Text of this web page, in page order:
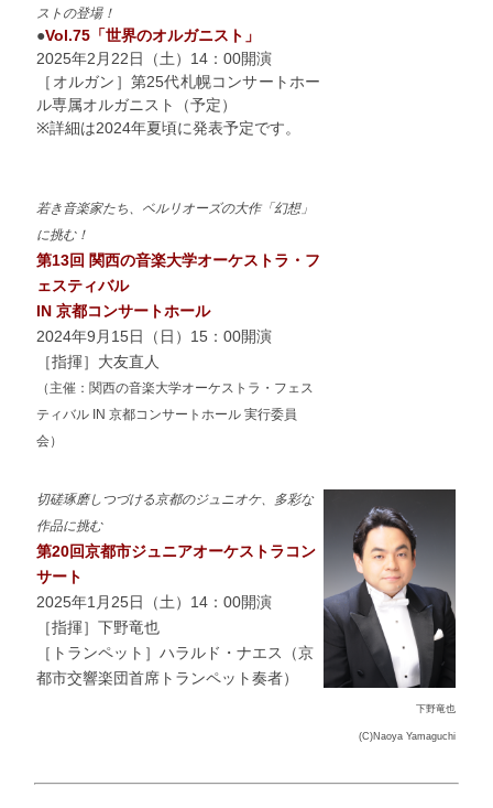
ストの登場！
●Vol.75「世界のオルガニスト」
2025年2月22日（土）14：00開演
［オルガン］第25代札幌コンサートホー
ル専属オルガニスト（予定）
※詳細は2024年夏頃に発表予定です。
若き音楽家たち、ベルリオーズの大作「幻想」
に挑む！
第13回 関西の音楽大学オーケストラ・フ
ェスティバル
IN 京都コンサートホール
2024年9月15日（日）15：00開演
［指揮］大友直人
（主催：関西の音楽大学オーケストラ・フェス
ティバル IN 京都コンサートホール 実行委員
会）
切磋琢磨しつづける京都のジュニオケ、多彩な
作品に挑む
第20回京都市ジュニアオーケストラコン
サート
2025年1月25日（土）14：00開演
［指揮］下野竜也
［トランペット］ハラルド・ナエス（京
都市交響楽団首席トランペット奏者）
下野竜也
(C)Naoya Yamaguchi